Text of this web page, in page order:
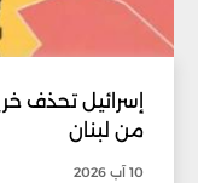
إسرائيل تحذف
من لبنان
10 آب 2026